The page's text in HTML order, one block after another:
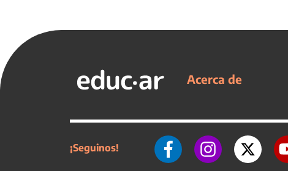
Acerca de
¡Seguinos!